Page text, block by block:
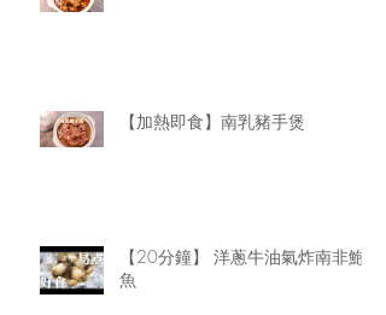
【加熱即食】南乳豬手煲
【20分鐘】 洋蔥牛油氣炸南非鮑
魚